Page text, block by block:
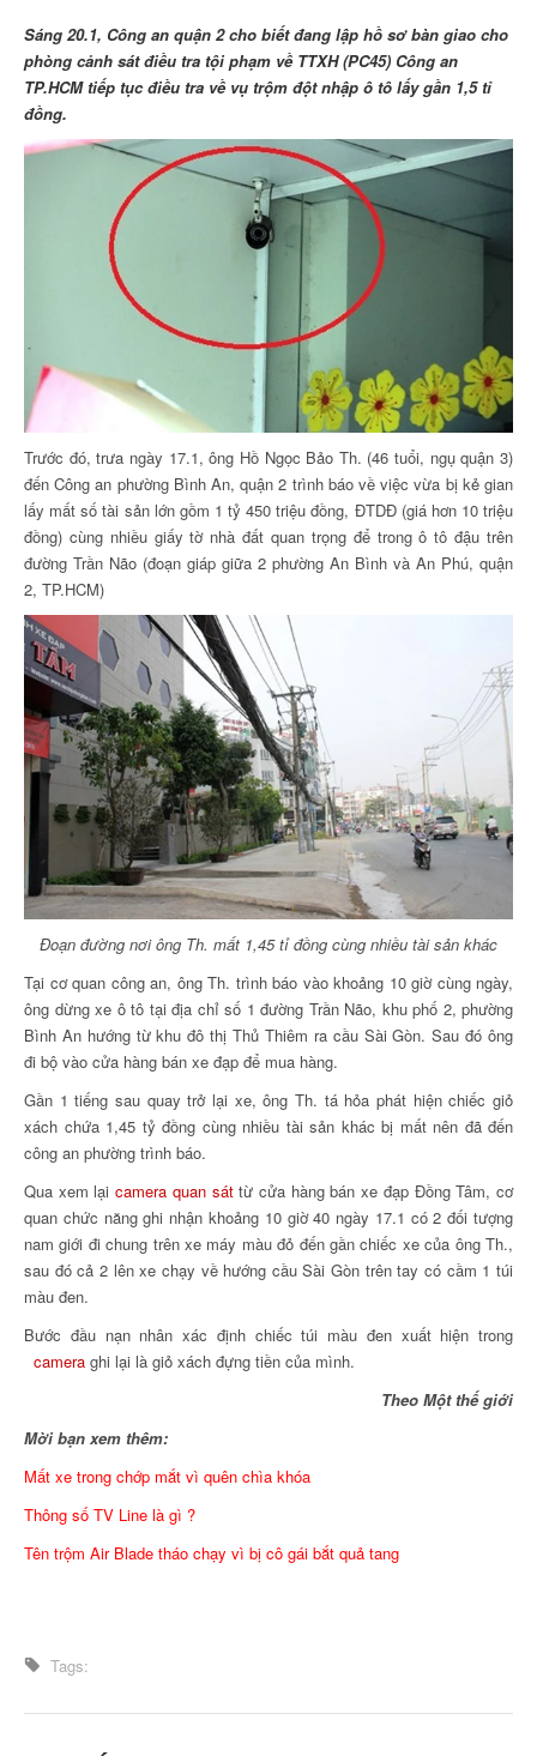
Sáng 20.1, Công an quận 2 cho biết đang lập hồ sơ bàn giao cho
phòng cảnh sát điều tra tội phạm về TTXH (PC45) Công an
TP.HCM tiếp tục điều tra về vụ trộm đột nhập ô tô lấy gần 1,5 tỉ
đồng.
Trước đó, trưa ngày 17.1, ông Hồ Ngọc Bảo Th. (46 tuổi, ngụ quận 3)
đến Công an phường Bình An, quận 2 trình báo về việc vừa bị kẻ gian
lấy mất số tài sản lớn gồm 1 tỷ 450 triệu đồng, ĐTDĐ (giá hơn 10 triệu
đồng) cùng nhiều giấy tờ nhà đất quan trọng để trong ô tô đậu trên
đường Trần Não (đoạn giáp giữa 2 phường An Bình và An Phú, quận
2, TP.HCM)
Đoạn đường nơi ông Th. mất 1,45 tỉ đồng cùng nhiều tài sản khác
Tại cơ quan công an, ông Th. trình báo vào khoảng 10 giờ cùng ngày,
ông dừng xe ô tô tại địa chỉ số 1 đường Trần Não, khu phố 2, phường
Bình An hướng từ khu đô thị Thủ Thiêm ra cầu Sài Gòn. Sau đó ông
đi bộ vào cửa hàng bán xe đạp để mua hàng.
Gần 1 tiếng sau quay trở lại xe, ông Th. tá hỏa phát hiện chiếc giỏ
xách chứa 1,45 tỷ đồng cùng nhiều tài sản khác bị mất nên đã đến
công an phường trình báo.
Qua xem lạicamera quan sáttừ cửa hàng bán xe đạp Đồng Tâm, cơ
quan chức năng ghi nhận khoảng 10 giờ 40 ngày 17.1 có 2 đối tượng
nam giới đi chung trên xe máy màu đỏ đến gần chiếc xe của ông Th.,
sau đó cả 2 lên xe chạy về hướng cầu Sài Gòn trên tay có cầm 1 túi
màu đen.
Bước đầu nạn nhân xác định chiếc túi màu đen xuất hiện trong
camera ghi lại là giỏ xách đựng tiền của mình.
Theo Một thế giới
Mời bạn xem thêm:
Mất xe trong chớp mắt vì quên chìa khóa
Thông số TV Line là gì ?
Tên trộm Air Blade tháo chạy vì bị cô gái bắt quả tang
Tags: